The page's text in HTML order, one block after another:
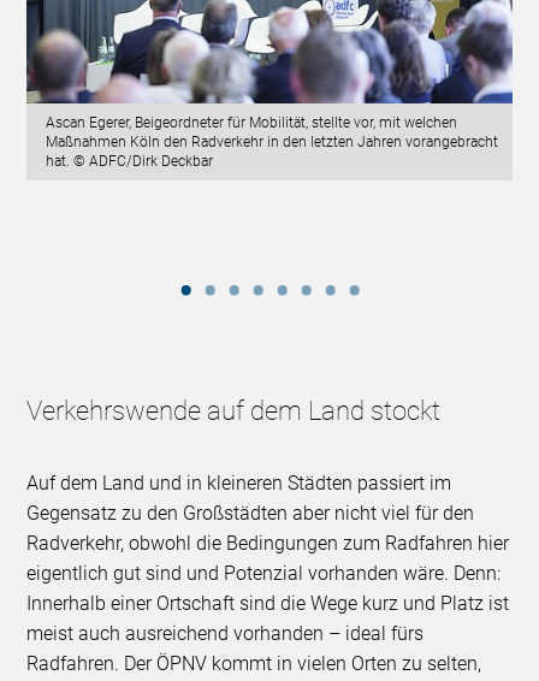
Ascan Egerer, Beigeordneter für Mobilität, stellte vor, mit welchen
Maßnahmen Köln den Radverkehr in den letzten Jahren vorangebracht
hat. © ADFC/Dirk Deckbar
Verkehrswende auf dem Land stockt
Auf dem Land und in kleineren Städten passiert im
Gegensatz zu den Großstädten aber nicht viel für den
Radverkehr, obwohl die Bedingungen zum Radfahren hier
eigentlich gut sind und Potenzial vorhanden wäre. Denn:
Innerhalb einer Ortschaft sind die Wege kurz und Platz ist
meist auch ausreichend vorhanden – ideal fürs
Radfahren. Der ÖPNV kommt in vielen Orten zu selten,